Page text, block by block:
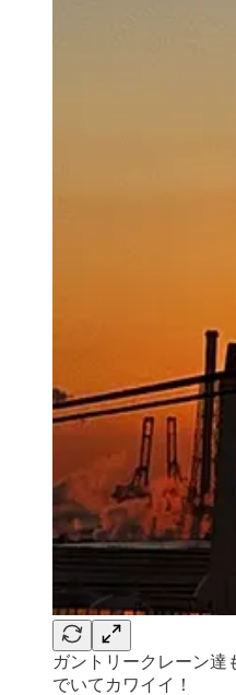
ガントリークレーン達
でいてカワイイ！